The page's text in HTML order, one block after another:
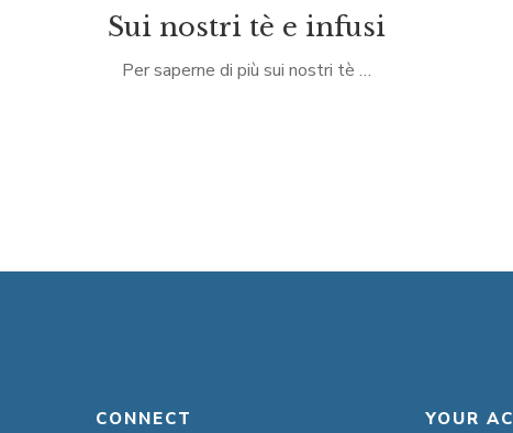
Sui nostri tè e infusi
Per saperne di più sui nostri tè …
CONNECT YOUR